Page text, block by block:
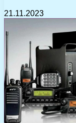
21.11.2023